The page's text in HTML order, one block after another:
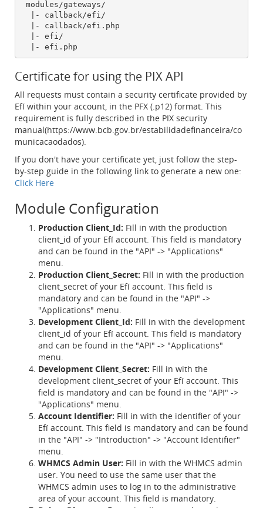
Certificate for using the PIX API
All requests must contain a security certificate provided by
Efí within your account, in the PFX (.p12) format. This
requirement is fully described in the PIX security
manual(https://www.bcb.gov.br/estabilidadefinanceira/co
municacaodados).
If you don't have your certificate yet, just follow the step-
by-step guide in the following link to generate a new one:
Click Here
Module Configuration
Production Client_Id: Fill in with the production
client_id of your Efí account. This field is mandatory
and can be found in the "API" -> "Applications"
menu.
Production Client_Secret: Fill in with the production
client_secret of your Efí account. This field is
mandatory and can be found in the "API" ->
"Applications" menu.
Development Client_Id: Fill in with the development
client_id of your Efí account. This field is mandatory
and can be found in the "API" -> "Applications"
menu.
Development Client_Secret: Fill in with the
development client_secret of your Efí account. This
field is mandatory and can be found in the "API" ->
"Applications" menu.
Account Identifier: Fill in with the identifier of your
Efí account. This field is mandatory and can be found
in the "API" -> "Introduction" -> "Account Identifier"
menu.
WHMCS Admin User: Fill in with the WHMCS admin
user. You need to use the same user that the
WHMCS admin uses to log in to the administrative
area of your account. This field is mandatory.